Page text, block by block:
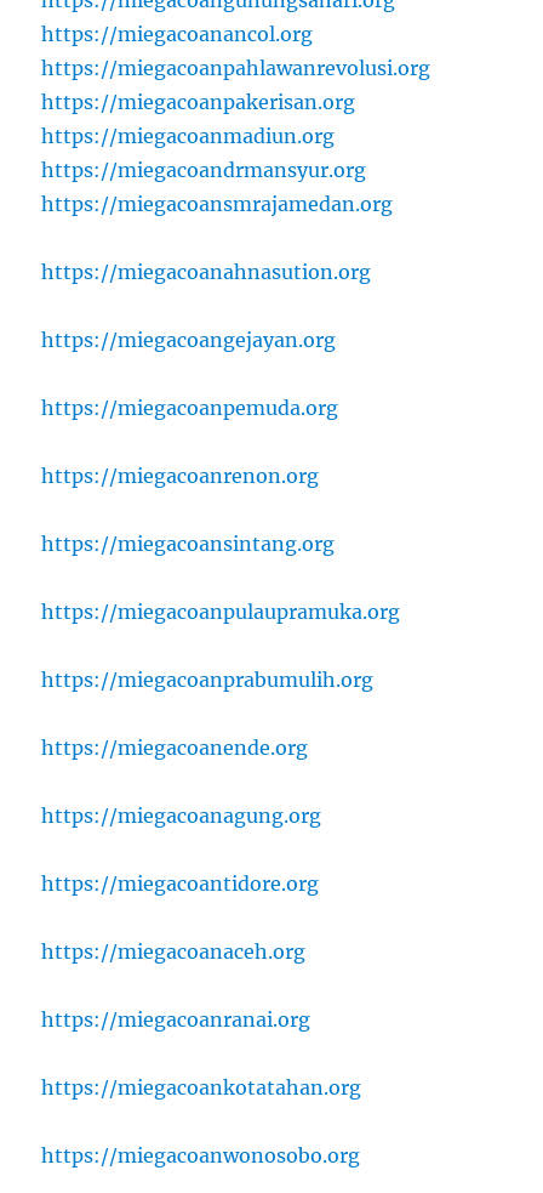
https://miegacoanancol.org
https://miegacoanpahlawanrevolusi.org
https://miegacoanpakerisan.org
https://miegacoanmadiun.org
https://miegacoandrmansyur.org
https://miegacoansmrajamedan.org
https://miegacoanahnasution.org
https://miegacoangejayan.org
https://miegacoanpemuda.org
https://miegacoanrenon.org
https://miegacoansintang.org
https://miegacoanpulaupramuka.org
https://miegacoanprabumulih.org
https://miegacoanende.org
https://miegacoanagung.org
https://miegacoantidore.org
https://miegacoanaceh.org
https://miegacoanranai.org
https://miegacoankotatahan.org
https://miegacoanwonosobo.org